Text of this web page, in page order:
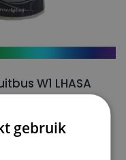
W1 LHASA
gebruik